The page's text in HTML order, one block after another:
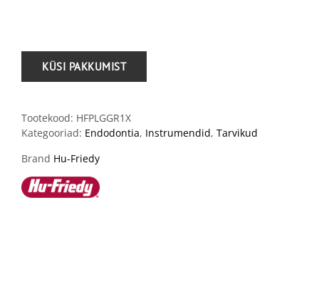
Tootekood: HFPLGGR1X
Kategooriad: Endodontia, Instrumendid, Tarvikud
Brand Hu-Friedy